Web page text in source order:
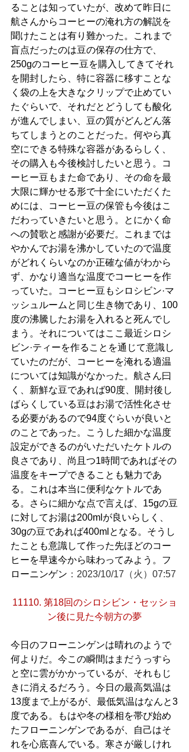
ることは知っていたが、改めて昨日に
航さんからコーヒーの淹れ方の解説を
聞けたことは有り難かった。これまで
盲点だったのは豆の保存の仕方で、
250gのコーヒー豆を購入してきてそれ
を開封したら、特に容器に移すことな
く袋の上を大きなクリップで止めてい
たぐらいで、それだとどうしても酸化
が進んでしまい、豆の質がどんどん落
ちてしまうとのことだった。何やら真
空にできる特殊な容器があるらしく、
その購入も今後検討したいと思う。コ
ーヒー豆もまた命であり、その命を最
大限に輝かせる形で十全にいただくた
めには、コーヒー豆の保管も今後はこ
だわっていきたいと思う。とにかく命
への賛歌と感謝が必要だ。これまでは
やかんでお湯を沸かしていたので温度
がどれくらいなのか正確な値がわから
ず、かなり適当な温度でコーヒーを作
っていた。コーヒー豆もシロシビン·マ
ッシュルームと同じ生き物であり、100
度の沸騰したお湯を入れると死んでし
まう。それについてはここ最近シロシ
ビン·ティーを作ることを通じて意識し
ていたのだが、コーヒーを淹れる適温
については知識がなかった。航さん曰
く、新鮮な豆であれば90度、開封後し
ばらくしている豆はお湯で活性化させ
る必要があるので94度ぐらいが良いと
のことであった。こうした細かな温度
設定ができるのがいただいたケトルの
良さであり、尚且つ1時間であればその
温度をキープできることも魅力であ
る。これは本当に便利なケトルであ
る。さらに細かな点で言えば、15gの豆
に対してお湯は200mlが良いらしく、
30gの豆であれば400mlとなる。そうし
たことも意識して作った先ほどのコー
ヒーを早速今から味わってみよう。フ
ローニンゲン ：2023/10/17（火）07:57
11110. 第18回のシロシビン・セッショ
ン後に見た今朝方の夢
今日のフローニンゲンは晴れのようで
何よりだ。今この瞬間はまだうっすら
と空に雲がかかっているが、それもじ
きに消えるだろう。今日の最高気温は
13度まで上がるが、最低気温はなんと3
度である。もはや冬の様相を帯び始め
たフローニンゲンであるが、自己はそ
れを心底喜んでいる。寒さが厳しけれ